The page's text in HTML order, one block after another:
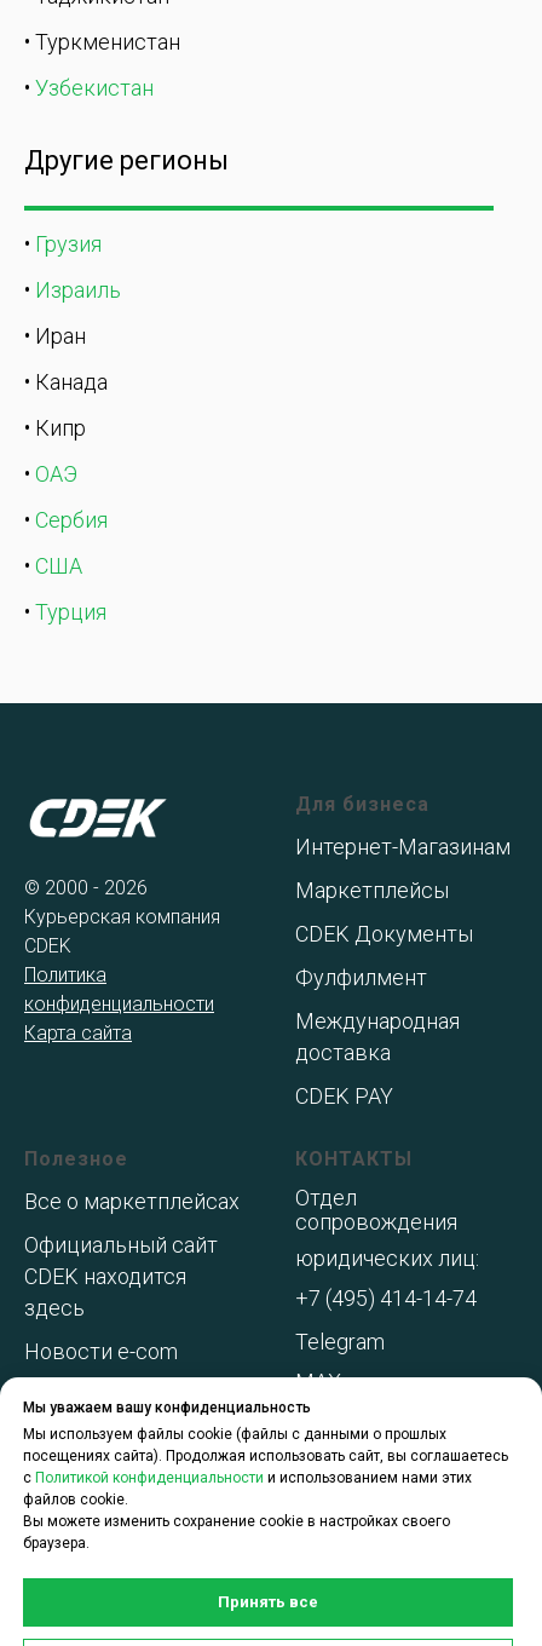
• Туркменистан
• Узбекистан
Другие регионы
• Грузия
• Израиль
• Иран
• Канада
• Кипр
• ОАЭ
• Сербия
• США
• Турция
Мы уважаем вашу конфиденциальность
Мы используем файлы cookie (файлы с данными о прошлых
посещениях сайта). Продолжая использовать сайт, вы соглашаетесь
с Политикой конфиденциальности и использованием нами этих
файлов cookie.
Вы можете изменить сохранение cookie в настройках своего
браузера.
Принять все
© 2000 - 2026
Курьерская компания
CDEK
Политика
конфиденциальности
Карта сайта
Для бизнеса
Интернет-Магазинам
Маркетплейсы
CDEK Документы
Фулфилмент
Международная
доставка
CDEK PAY
Полезное
Все о маркетплейсах
Официальный сайт
CDEK находится
здесь
Новости e-com
Акции и
спецпредложения
О компании
КОНТАКТЫ
Отдел
сопровождения
юридических лиц:
+7 (495) 414-14-74
Telegram
MAX
WhatsApp